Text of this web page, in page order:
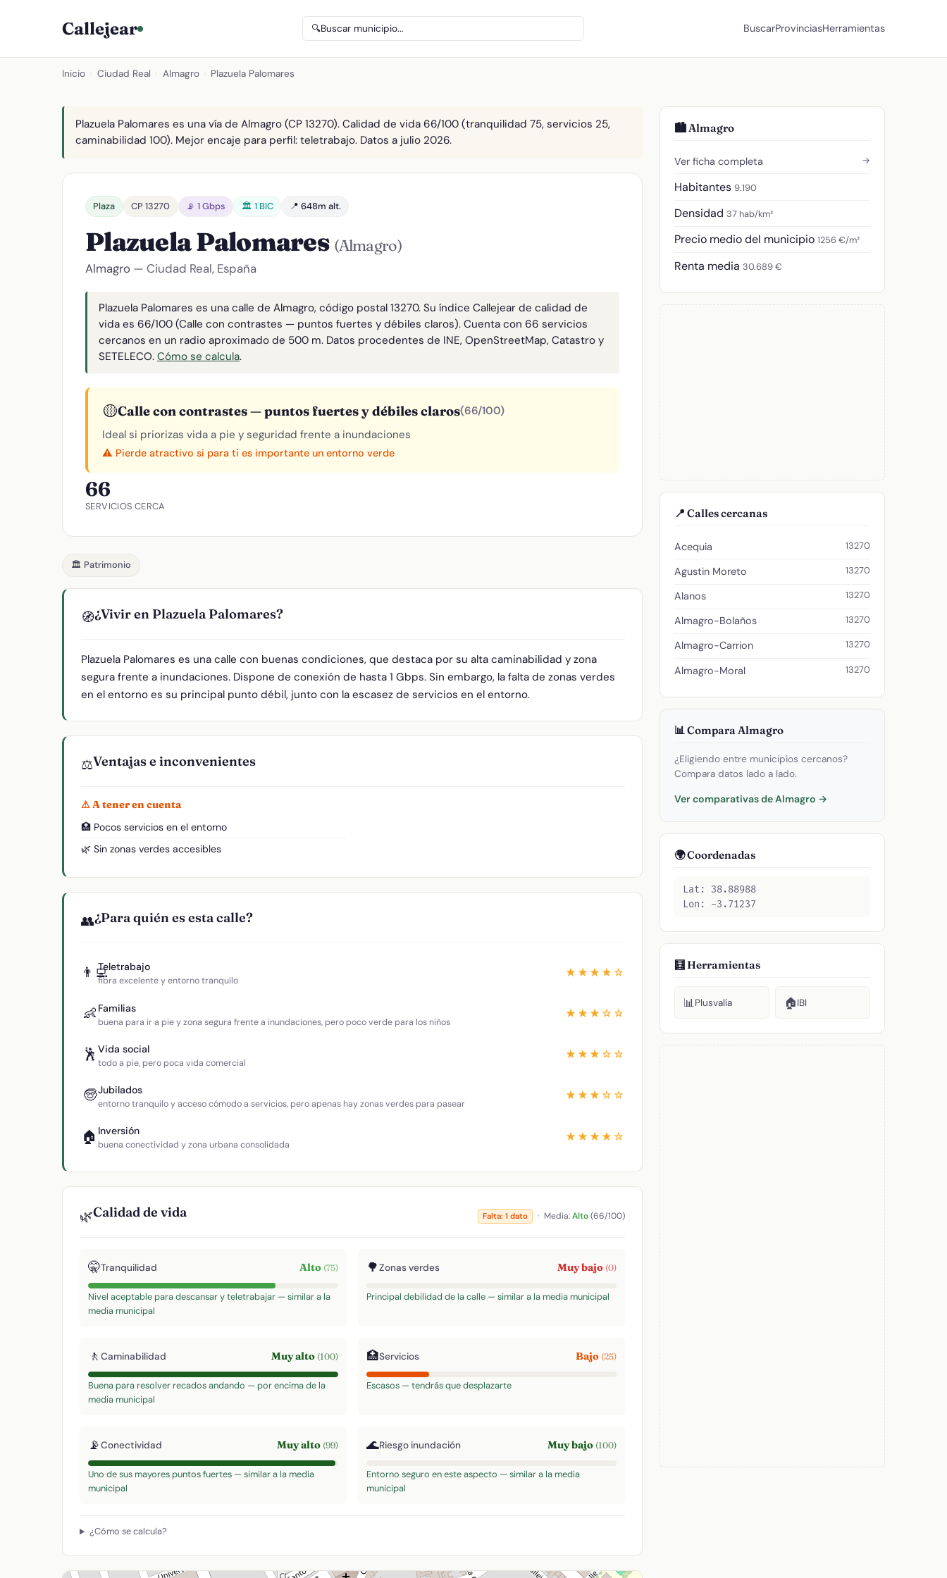
Callejear 🔍Buscar municipio... BuscarProvinciasHerramientas
Inicio Ciudad Real Almagro Plazuela Palomares
Plazuela Palomares es una vía de Almagro (CP 13270). Calidad de vida 66/100 (tranquilidad 75, servicios 25,
caminabilidad 100). Mejor encaje para perfil: teletrabajo. Datos a julio 2026.
Plaza CP 13270 📡 1 Gbps 🏛️ 1 BIC 📍 648m alt.
Plazuela Palomares (Almagro)
Almagro — Ciudad Real, España
Plazuela Palomares es una calle de Almagro, código postal 13270. Su índice Callejear de calidad de
vida es 66/100 (Calle con contrastes — puntos fuertes y débiles claros). Cuenta con 66 servicios
cercanos en un radio aproximado de 500 m. Datos procedentes de INE, OpenStreetMap, Catastro y
SETELECO. Cómo se calcula.
🟡Calle con contrastes — puntos fuertes y débiles claros(66/100)
Ideal si priorizas vida a pie y seguridad frente a inundaciones
⚠️ Pierde atractivo si para ti es importante un entorno verde
66
SERVICIOS CERCA
🏛️ Patrimonio
🧭¿Vivir en Plazuela Palomares?
Plazuela Palomares es una calle con buenas condiciones, que destaca por su alta caminabilidad y zona
segura frente a inundaciones. Dispone de conexión de hasta 1 Gbps. Sin embargo, la falta de zonas verdes
en el entorno es su principal punto débil, junto con la escasez de servicios en el entorno.
⚖️Ventajas e inconvenientes
⚠ A tener en cuenta
🏥 Pocos servicios en el entorno
🌿 Sin zonas verdes accesibles
👥¿Para quién es esta calle?
👨‍💻Teletrabajo
fibra excelente y entorno tranquilo
★★★★☆
👶 Familias
buena para ir a pie y zona segura frente a inundaciones, pero poco verde para los niños
★★★☆☆
🕺 Vida social
todo a pie, pero poca vida comercial
★★★☆☆
🧓Jubilados
entorno tranquilo y acceso cómodo a servicios, pero apenas hay zonas verdes para pasear
★★★☆☆
🏠 Inversión
buena conectividad y zona urbana consolidada
★★★★☆
🌿Calidad de vida Falta: 1 dato · Media:Alto(66/100)
🤫Tranquilidad Alto (75)
Nivel aceptable para descansar y teletrabajar — similar a la
media municipal
🌳Zonas verdes Muy bajo (0)
Principal debilidad de la calle — similar a la media municipal
🚶 Caminabilidad Muy alto (100)
Buena para resolver recados andando — por encima de la
media municipal
🏥Servicios Bajo (25)
Escasos — tendrás que desplazarte
📡Conectividad Muy alto (99)
Uno de sus mayores puntos fuertes — similar a la media
municipal
🌊Riesgo inundación Muy bajo (100)
Entorno seguro en este aspecto — similar a la media
municipal
¿Cómo se calcula?
🏙️ Almagro
Ver ficha completa →
Habitantes 9.190
Densidad 37 hab/km²
Precio medio del municipio 1256 €/m²
Renta media 30.689 €
📍 Calles cercanas
Acequia 13270
Agustin Moreto 13270
Alanos 13270
Almagro-Bolaños 13270
Almagro-Carrion 13270
Almagro-Moral 13270
📊 Compara Almagro
¿Eligiendo entre municipios cercanos?
Compara datos lado a lado.
Ver comparativas de Almagro →
🌍 Coordenadas
Lat: 38.88988
Lon: -3.71237
🧮 Herramientas
📊Plusvalía 🏠IBI